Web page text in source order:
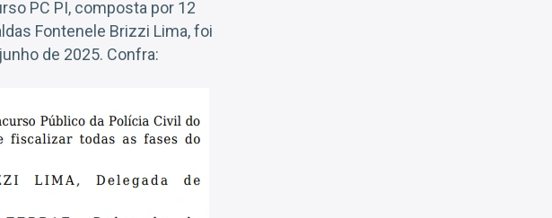
PC PI, composta por 12
Fontenele Brizzi Lima, foi
de 2025. Confra: